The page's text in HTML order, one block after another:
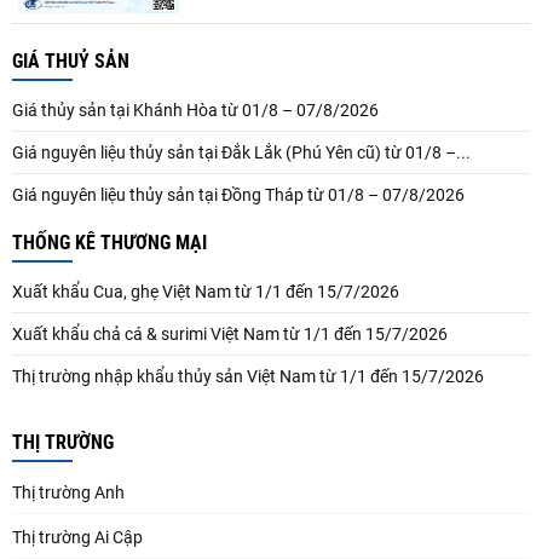
GIÁ THUỶ SẢN
Giá thủy sản tại Khánh Hòa từ 01/8 – 07/8/2026
Giá nguyên liệu thủy sản tại Đắk Lắk (Phú Yên cũ) từ 01/8 –...
Giá nguyên liệu thủy sản tại Đồng Tháp từ 01/8 – 07/8/2026
THỐNG KÊ THƯƠNG MẠI
Xuất khẩu Cua, ghẹ Việt Nam từ 1/1 đến 15/7/2026
Xuất khẩu chả cá & surimi Việt Nam từ 1/1 đến 15/7/2026
Thị trường nhập khẩu thủy sản Việt Nam từ 1/1 đến 15/7/2026
THỊ TRƯỜNG
Thị trường Anh
Thị trường Ai Cập